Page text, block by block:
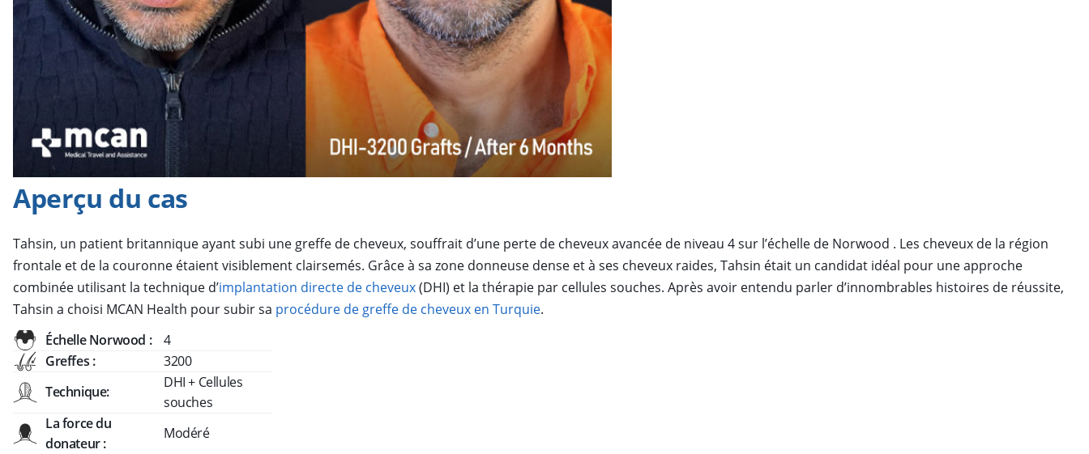
Aperçu du cas
Tahsin, un patient britannique ayant subi une greffe de cheveux, souffrait d’une perte de cheveux avancée de niveau 4 sur l’échelle de Norwood . Les cheveux de la région
frontale et de la couronne étaient visiblement clairsemés. Grâce à sa zone donneuse dense et à ses cheveux raides, Tahsin était un candidat idéal pour une approche
combinée utilisant la technique d’implantation directe de cheveux(DHI) et la thérapie par cellules souches. Après avoir entendu parler d’innombrables histoires de réussite,
Tahsin a choisi MCAN Health pour subir sa procédure de greffe de cheveux en Turquie.
Échelle Norwood :
4
Greffes :
3200
Technique:
DHI + Cellules
souches
La force du
donateur :
Modéré